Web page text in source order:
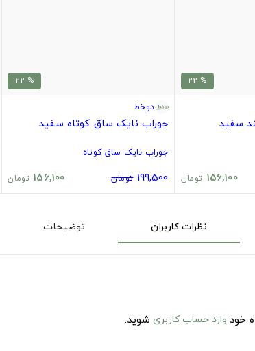
% 22
سفید
156,100 تومان
% 22
دوخط
جوراب نایک ساق کوتاه سفید
جوراب نایک ساق کوتاه
199,500 تومان 156,100 تومان
نظرات کاربران توضیحات
خود وارد حساب کاربری شوید.